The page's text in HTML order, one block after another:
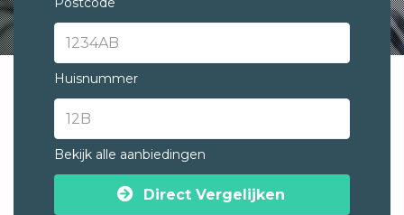
Huisnummer
Bekijk alle aanbiedingen
Direct Vergelijken